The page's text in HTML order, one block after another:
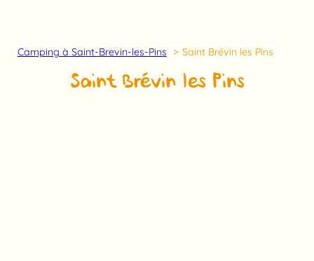
Camping à Saint-Brevin-les-Pins Saint Brévin les Pins
Saint Brévin les Pins